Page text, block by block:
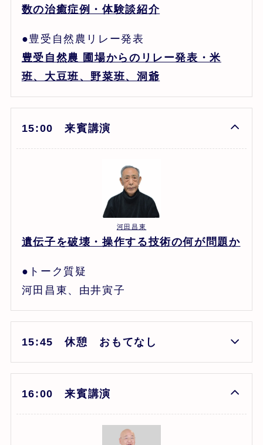
数の治癒症例・体験談紹介
●豊受自然農リレー発表
豊受自然農 圃場からのリレー発表・米
班、大豆班、野菜班、洞爺
15:00 来賓講演
河田昌東
遺伝子を破壊・操作する技術の何が問題か
●トーク質疑
河田昌東、由井寅子
15:45 休憩 おもてなし
16:00 来賓講演